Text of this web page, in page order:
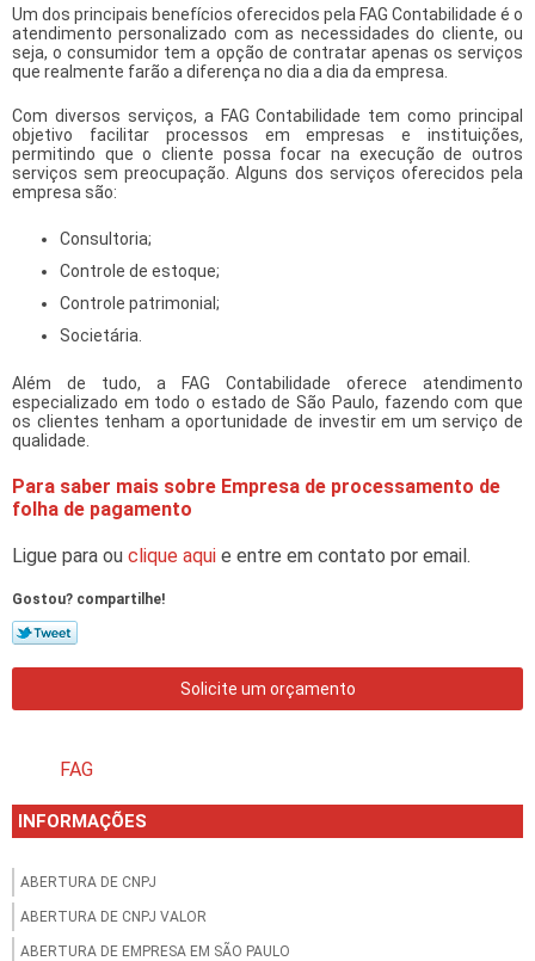
Um dos principais benefícios oferecidos pela FAG Contabilidade é o
atendimento personalizado com as necessidades do cliente, ou
seja, o consumidor tem a opção de contratar apenas os serviços
que realmente farão a diferença no dia a dia da empresa.
Com diversos serviços, a FAG Contabilidade tem como principal
objetivo facilitar processos em empresas e instituições,
permitindo que o cliente possa focar na execução de outros
serviços sem preocupação. Alguns dos serviços oferecidos pela
empresa são:
Consultoria;
Controle de estoque;
Controle patrimonial;
Societária.
Além de tudo, a FAG Contabilidade oferece atendimento
especializado em todo o estado de São Paulo, fazendo com que
os clientes tenham a oportunidade de investir em um serviço de
qualidade.
Para saber mais sobre Empresa de processamento de
folha de pagamento
Ligue para ou clique aqui e entre em contato por email.
Gostou? compartilhe!
Solicite um orçamento
FAG
INFORMAÇÕES
ABERTURA DE CNPJ
ABERTURA DE CNPJ VALOR
ABERTURA DE EMPRESA EM SÃO PAULO